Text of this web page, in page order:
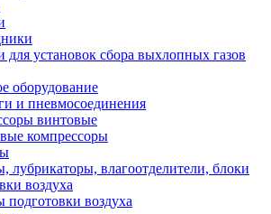
для установок сбора выхлопных газов
оборудование
и пневмосоединения
винтовые
компрессоры
лубрикаторы, влагоотделители, блоки
воздуха
подготовки воздуха